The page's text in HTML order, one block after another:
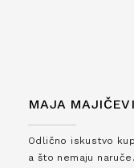
MAJA
Odlično iskustvo
a što nemaju